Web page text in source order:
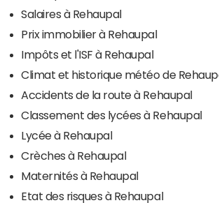
Salaires à Rehaupal
Prix immobilier à Rehaupal
Impôts et l'ISF à Rehaupal
Climat et historique météo de
Accidents de la route à Rehaupal
Classement des lycées à Rehaupal
Lycée à Rehaupal
Crèches à Rehaupal
Maternités à Rehaupal
Etat des risques à Rehaupal